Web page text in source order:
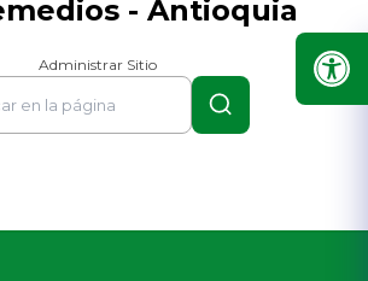
- Antioquia
Administrar Sitio